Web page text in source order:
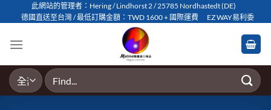
to
此網站的管理者：Hering / Lindhorst 2 / 25785 Nordhastedt (DE)
德國直送至台灣 / 最低訂購金額：TWD 1600 + 國際運費
EZ WAY易利委
搜
尋